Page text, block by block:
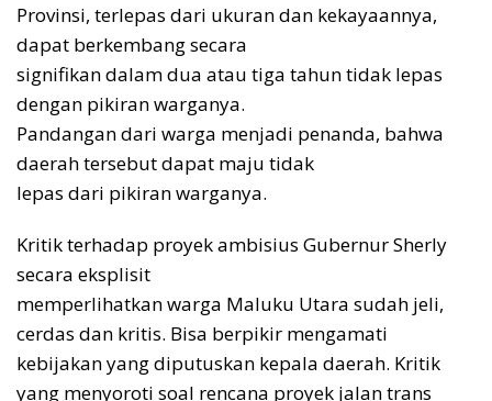
Provinsi, terlepas dari ukuran dan kekayaannya,
dapat berkembang secara
signifikan dalam dua atau tiga tahun tidak lepas
dengan pikiran warganya.
Pandangan dari warga menjadi penanda, bahwa
daerah tersebut dapat maju tidak
lepas dari pikiran warganya.
Kritik terhadap proyek ambisius Gubernur Sherly
secara eksplisit
memperlihatkan warga Maluku Utara sudah jeli,
cerdas dan kritis. Bisa berpikir mengamati
kebijakan yang diputuskan kepala daerah. Kritik
yang menyoroti soal rencana proyek jalan trans